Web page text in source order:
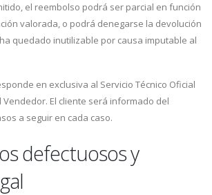
el reembolso podrá ser parcial en función
valorada, o podrá denegarse la devolución
quedado inutilizable por causa imputable al
en exclusiva al Servicio Técnico Oficial
El cliente será informado del
a seguir en cada caso.
defectuosos y